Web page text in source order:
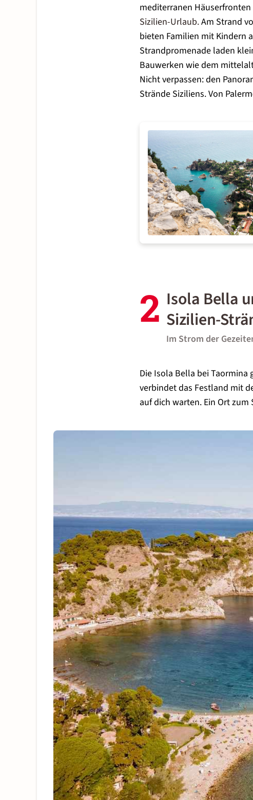
mediterranen
Sizilien-Urlaub.Am Strand
bieten Familien mit Kindern
Strandpromenade laden
Bauwerken wie dem
Nicht verpassen: den
Strände Siziliens. Von
2 Isola Bella
Sizilien-
Im Strom der
Die Isola Bella bei
verbindet das Festland mit
auf dich warten. Ein Ort